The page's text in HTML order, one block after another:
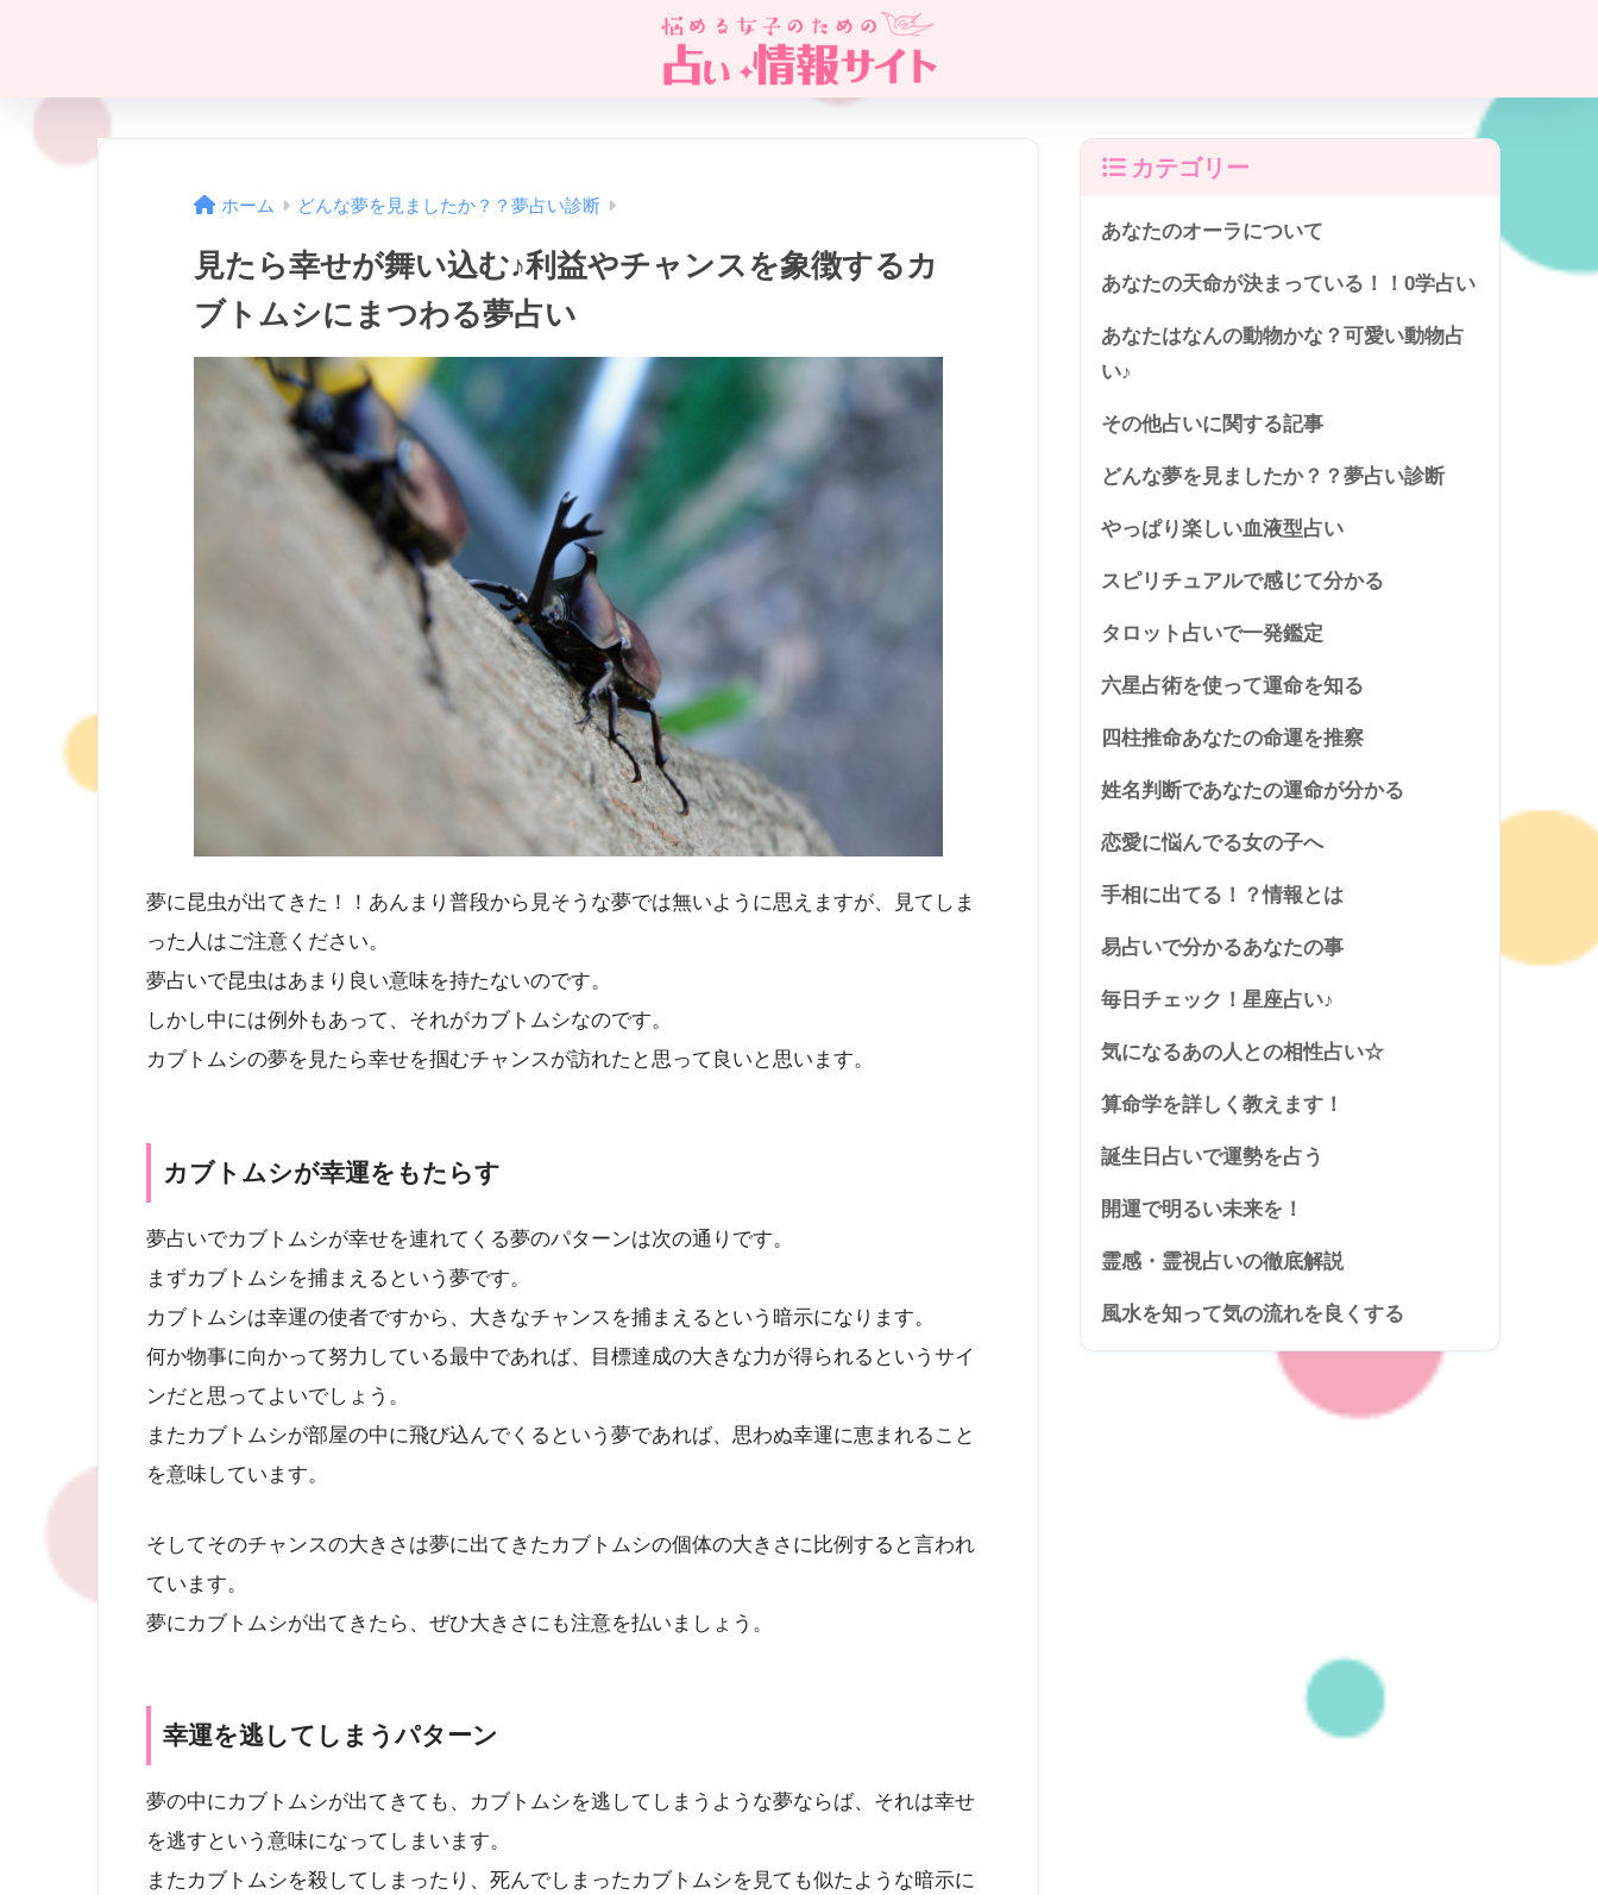
ホーム どんな夢を見ましたか？？夢占い診断
見たら幸せが舞い込む♪利益やチャンスを象徴するカ
ブトムシにまつわる夢占い
夢に昆虫が出てきた！！あんまり普段から見そうな夢では無いように思えますが、見てしま
った人はご注意ください。
夢占いで昆虫はあまり良い意味を持たないのです。
しかし中には例外もあって、それがカブトムシなのです。
カブトムシの夢を見たら幸せを掴むチャンスが訪れたと思って良いと思います。
カブトムシが幸運をもたらす
夢占いでカブトムシが幸せを連れてくる夢のパターンは次の通りです。
まずカブトムシを捕まえるという夢です。
カブトムシは幸運の使者ですから、大きなチャンスを捕まえるという暗示になります。
何か物事に向かって努力している最中であれば、目標達成の大きな力が得られるというサイ
ンだと思ってよいでしょう。
またカブトムシが部屋の中に飛び込んでくるという夢であれば、思わぬ幸運に恵まれること
を意味しています。
そしてそのチャンスの大きさは夢に出てきたカブトムシの個体の大きさに比例すると言われ
ています。
夢にカブトムシが出てきたら、ぜひ大きさにも注意を払いましょう。
幸運を逃してしまうパターン
夢の中にカブトムシが出てきても、カブトムシを逃してしまうような夢ならば、それは幸せ
を逃すという意味になってしまいます。
またカブトムシを殺してしまったり、死んでしまったカブトムシを見ても似たような暗示に
カテゴリー
あなたのオーラについて
あなたの天命が決まっている！！0学占い
あなたはなんの動物かな？可愛い動物占
い♪
その他占いに関する記事
どんな夢を見ましたか？？夢占い診断
やっぱり楽しい血液型占い
スピリチュアルで感じて分かる
タロット占いで一発鑑定
六星占術を使って運命を知る
四柱推命あなたの命運を推察
姓名判断であなたの運命が分かる
恋愛に悩んでる女の子へ
手相に出てる！？情報とは
易占いで分かるあなたの事
毎日チェック！星座占い♪
気になるあの人との相性占い☆
算命学を詳しく教えます！
誕生日占いで運勢を占う
開運で明るい未来を！
霊感・霊視占いの徹底解説
風水を知って気の流れを良くする